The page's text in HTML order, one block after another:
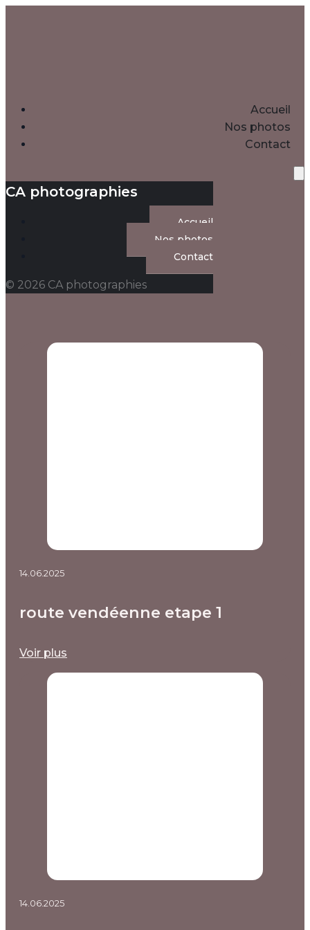
Accueil
Nos photos
Contact
CA photographies
Accueil
Nos photos
Contact
© 2026 CA photographies
14.06.2025
route vendéenne etape 1
Voir plus
14.06.2025